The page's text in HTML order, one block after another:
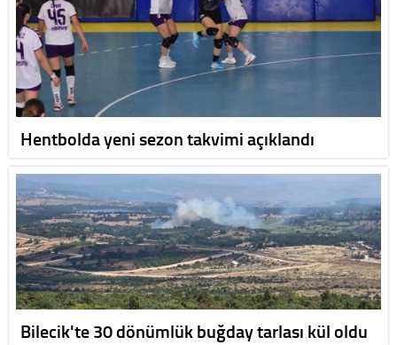
Hentbolda yeni sezon takvimi açıklandı
Bilecik'te 30 dönümlük buğday tarlası kül oldu